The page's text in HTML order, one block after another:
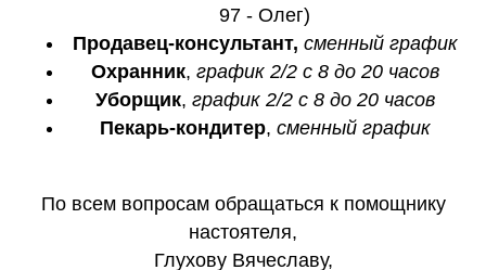
97 - Олег)
Продавец-консультант, сменный график
Охранник, график 2/2 с 8 до 20 часов
Уборщик, график 2/2 с 8 до 20 часов
Пекарь-кондитер, сменный график
По всем вопросам обращаться к помощнику
настоятеля,
Глухову Вячеславу,